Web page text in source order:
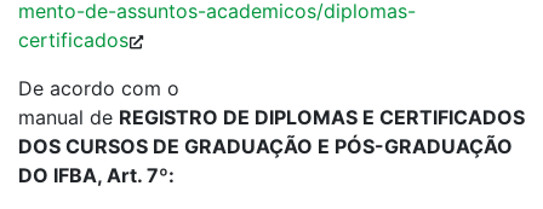
mento-de-assuntos-academicos/diplomas-
certificados
De acordo com o
manual de REGISTRO DE DIPLOMAS E CERTIFICADOS
DOS CURSOS DE GRADUAÇÃO E PÓS-GRADUAÇÃO
DO IFBA, Art. 7º: